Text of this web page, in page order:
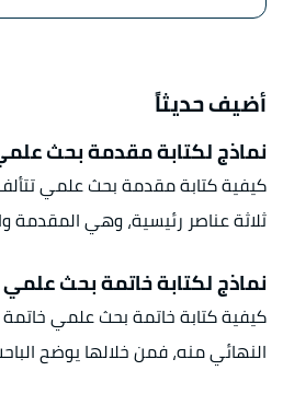
أضيف حديثاً
نماذج لكتابة مقدمة بحث
كيفية كتابة مقدمة بحث علمي
ثلاثة عناصر رئيسية، وهي المقدمة
نماذج لكتابة خاتمة بحث علمي
كيفية كتابة خاتمة بحث علمي
النهائي منه، فمن خلالها يوضح